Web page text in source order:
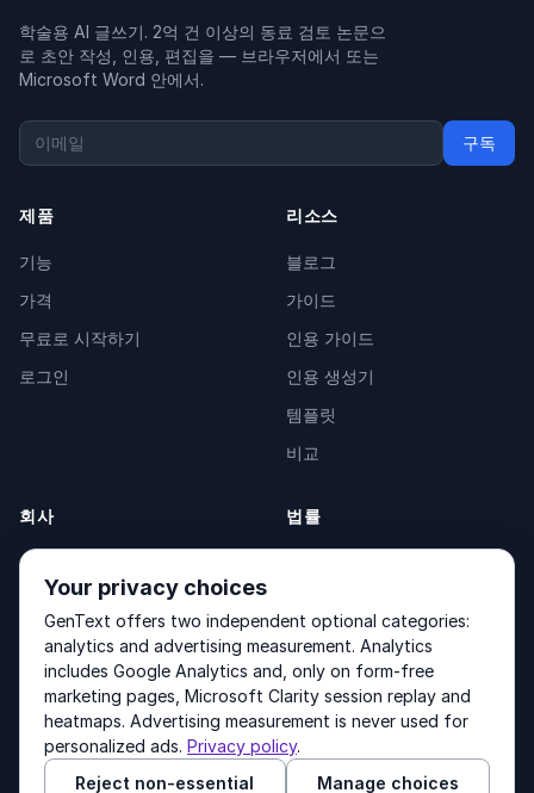
학술용 AI 글쓰기. 2억 건 이상의 동료 검토 논문으
로 초안 작성, 인용, 편집을 — 브라우저에서 또는
Microsoft Word 안에서.
구독
제품
기능
가격
무료로 시작하기
로그인
리소스
블로그
가이드
인용 가이드
인용 생성기
템플릿
비교
회사
소개
문의
제품
법률
Terms of Service
Other products by GenText Group:LexDraft· MentalNote
Your privacy choices
GenText offers two independent optional categories:
analytics and advertising measurement. Analytics
includes Google Analytics and, only on form-free
marketing pages, Microsoft Clarity session replay and
heatmaps. Advertising measurement is never used for
personalized ads. Privacy policy.
Reject non-essential
Manage choices